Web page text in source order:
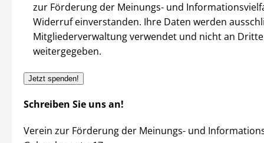
zur Förderung der Meinungs- und
Widerruf einverstanden. Ihre Daten werden
Mitgliederverwaltung verwendet und nicht an Dritte
weitergegeben.
Schreiben Sie uns an!
Verein zur Förderung der Meinungs- und